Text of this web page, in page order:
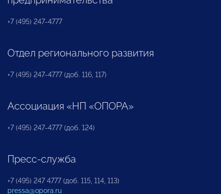
+7 (495) 247-4777
Отдел регионального развития
+7 (495) 247-4777 (доб. 116, 117)
Ассоциация «НП «ОПОРА»
+7 (495) 247-4777 (доб. 124)
Пресс-служба
+7 (495) 247 4777 (доб. 115, 114, 113)
pressa@opora.ru